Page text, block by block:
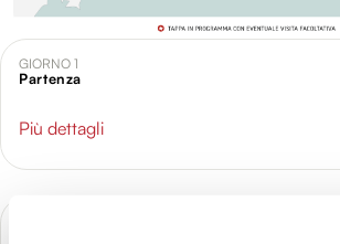
GIORNO 1
Partenza
Più dettagli